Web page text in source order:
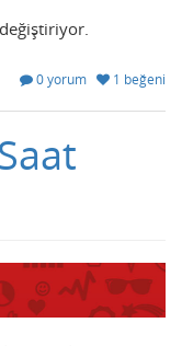
0 yorum
1 beğeni